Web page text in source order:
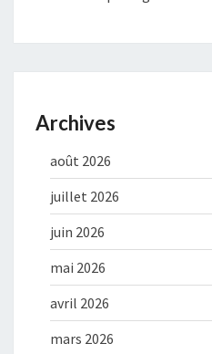
Archives
août 2026
juillet 2026
juin 2026
mai 2026
avril 2026
mars 2026